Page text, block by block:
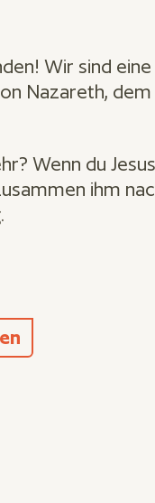
Wir sind
Nazareth, dem
Wenn du Jesus
ihm